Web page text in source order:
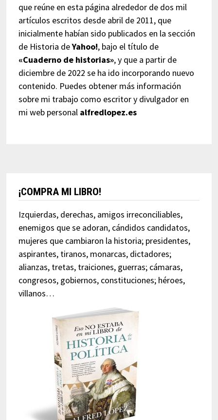
que reúne en esta página alrededor de dos mil
artículos escritos desde abril de 2011, que
inicialmente habían sido publicados en la sección
de Historia deYahoo!, bajo el título de
«Cuaderno de historias», y que a partir de
diciembre de 2022 se ha ido incorporando nuevo
contenido. Puedes obtener más información
sobre mi trabajo como escritor y divulgador en
mi web personal alfredlopez.es
¡COMPRA MI LIBRO!
Izquierdas, derechas, amigos irreconciliables,
enemigos que se adoran, cándidos candidatos,
mujeres que cambiaron la historia; presidentes,
aspirantes, tiranos, monarcas, dictadores;
alianzas, tretas, traiciones, guerras; cámaras,
congresos, gobiernos, constituciones; héroes,
villanos…